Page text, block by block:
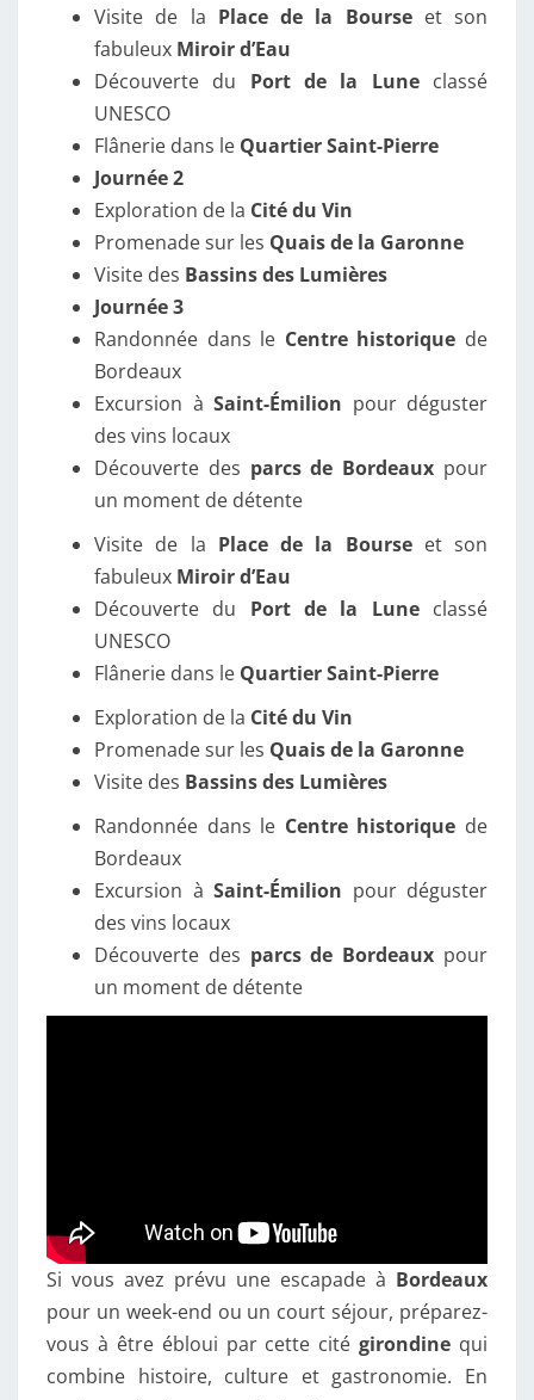
Visite de la Place de la Bourseet son
fabuleux Miroir d’Eau
Découverte du Port de la Luneclassé
UNESCO
Flânerie dans le Quartier Saint-Pierre
Journée 2
Exploration de la Cité du Vin
Promenade sur les Quais de la Garonne
Visite des Bassins des Lumières
Journée 3
Randonnée dans le Centre historique de
Bordeaux
Excursion à Saint-Émilion pour déguster
des vins locaux
Découverte des parcs de Bordeaux pour
un moment de détente
Visite de la Place de la Bourseet son
fabuleux Miroir d’Eau
Découverte du Port de la Luneclassé
UNESCO
Flânerie dans le Quartier Saint-Pierre
Exploration de la Cité du Vin
Promenade sur les Quais de la Garonne
Visite des Bassins des Lumières
Randonnée dans le Centre historique de
Bordeaux
Excursion à Saint-Émilion pour déguster
des vins locaux
Découverte des parcs de Bordeaux pour
un moment de détente
Si vous avez prévu une escapade à Bordeaux
pour un week-end ou un court séjour, préparez-
vous à être ébloui par cette citégirondine qui
combine histoire, culture et gastronomie. En